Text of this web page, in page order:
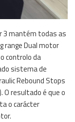
3 mantém todas as
range Dual motor
controlo da
sistema de
Rebound Stops
O resultado é que o
o carácter